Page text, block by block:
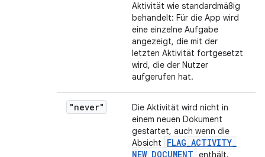
Aktivität wie standardmäßig
behandelt: Für die App wird
eine einzelne Aufgabe
angezeigt, die mit der
letzten Aktivität fortgesetzt
wird, die der Nutzer
aufgerufen hat.
"never"
Die Aktivität wird nicht in
einem neuen Dokument
gestartet, auch wenn die
Absicht
FLAG_ACTIVITY_
NEW_DOCUMENT enthält.